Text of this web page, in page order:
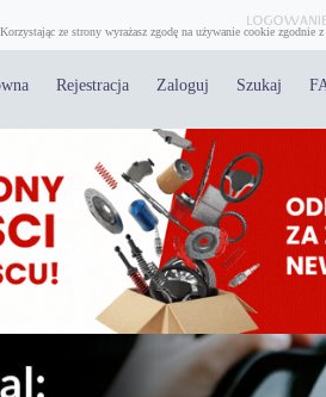
ze strony wyrażasz zgodę na używanie cookie zgodnie
Rejestracja Zaloguj Szukaj